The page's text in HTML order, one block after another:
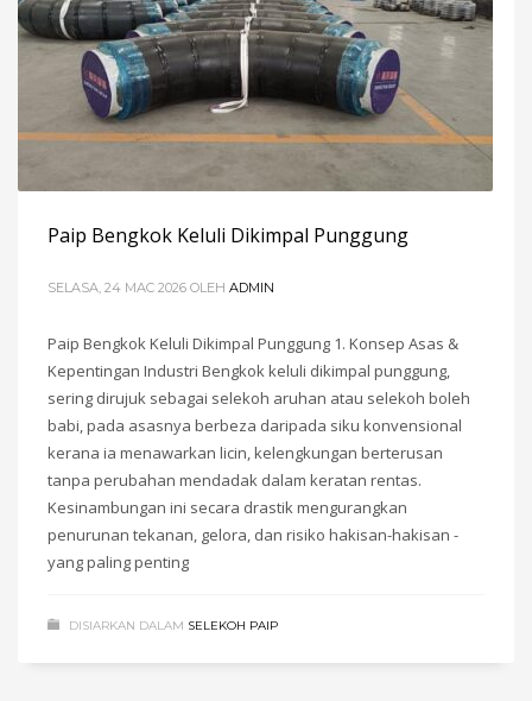
Paip Bengkok Keluli Dikimpal Punggung
SELASA, 24 MAC 2026 OLEH ADMIN
Paip Bengkok Keluli Dikimpal Punggung 1. Konsep Asas &
Kepentingan Industri Bengkok keluli dikimpal punggung,
sering dirujuk sebagai selekoh aruhan atau selekoh boleh
babi, pada asasnya berbeza daripada siku konvensional
kerana ia menawarkan licin, kelengkungan berterusan
tanpa perubahan mendadak dalam keratan rentas.
Kesinambungan ini secara drastik mengurangkan
penurunan tekanan, gelora, dan risiko hakisan-hakisan -
yang paling penting
DISIARKAN DALAM SELEKOH PAIP